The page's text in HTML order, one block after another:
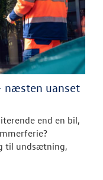
næsten uanset
end en bil,
til undsætning,